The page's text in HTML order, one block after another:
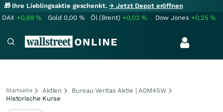
🎁 Ihre Lieblingsaktie geschenkt.→ Jetzt Depot eröffnen
DAX +0,69% Gold 0,00 % Öl (Brent) +0,02% Dow Jones +0,25%
Startseite Aktien
Bureau Veritas Aktie | A0M45W
Historische Kurse